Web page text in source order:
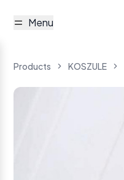
Menu
Products KOSZULE